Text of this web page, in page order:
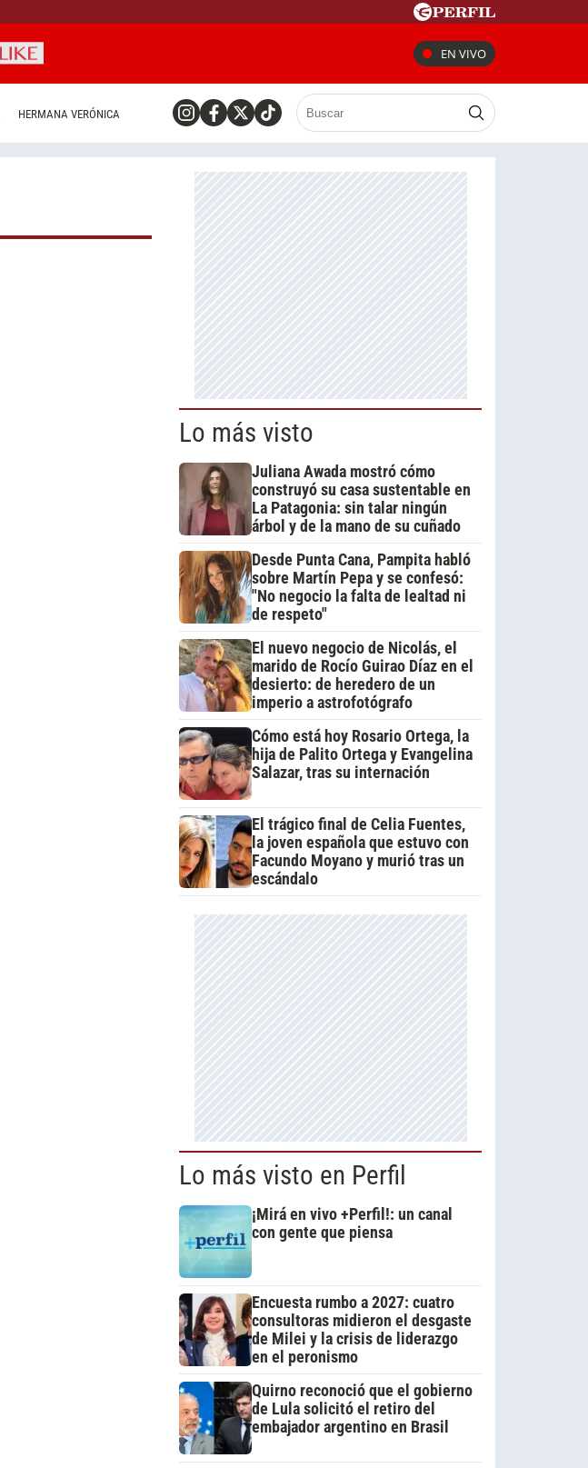
EN VIVO
HERMANA VERÓNICA
Lo más visto
Juliana Awada mostró cómo
construyó su casa sustentable en
La Patagonia: sin talar ningún
árbol y de la mano de su cuñado
Desde Punta Cana, Pampita habló
sobre Martín Pepa y se confesó:
"No negocio la falta de lealtad ni
de respeto"
El nuevo negocio de Nicolás, el
marido de Rocío Guirao Díaz en el
desierto: de heredero de un
imperio a astrofotógrafo
Cómo está hoy Rosario Ortega, la
hija de Palito Ortega y Evangelina
Salazar, tras su internación
El trágico final de Celia Fuentes,
la joven española que estuvo con
Facundo Moyano y murió tras un
escándalo
Lo más visto en Perfil
¡Mirá en vivo +Perfil!: un canal
con gente que piensa
Encuesta rumbo a 2027: cuatro
consultoras midieron el desgaste
de Milei y la crisis de liderazgo
en el peronismo
Quirno reconoció que el gobierno
de Lula solicitó el retiro del
embajador argentino en Brasil